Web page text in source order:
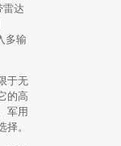
雷达
多输
于无
的高
军用
。